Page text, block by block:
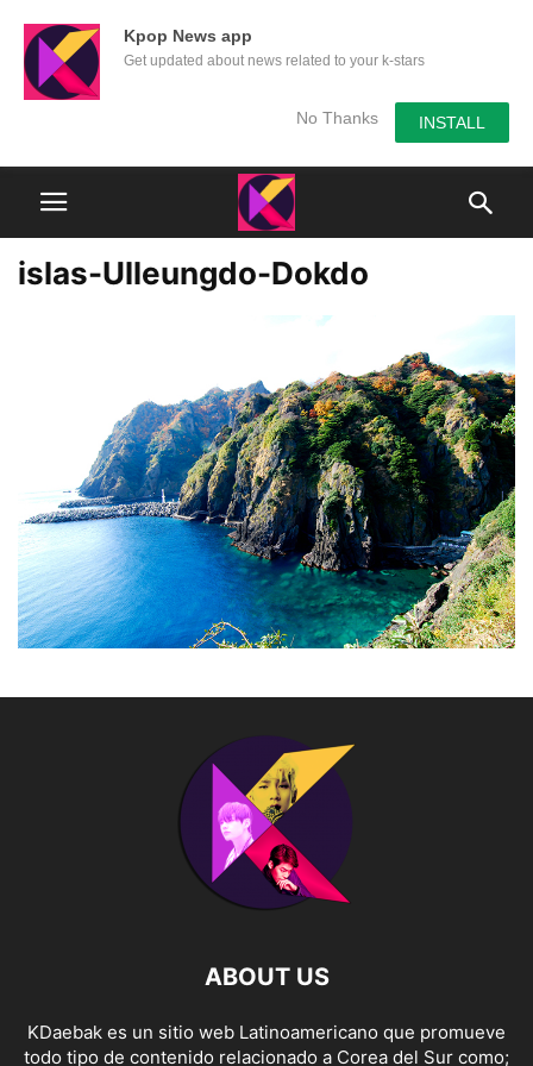
Kpop News app
Get updated about news related to your k-stars
No Thanks INSTALL
islas-Ulleungdo-Dokdo
ABOUT US
KDaebak es un sitio web Latinoamericano que promueve
todo tipo de contenido relacionado a Corea del Sur como;